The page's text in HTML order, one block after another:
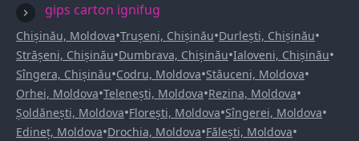
gips carton ignifug
Chișinău, Moldova•Trușeni, Chișinău•Durlești, Chișinău•
Strășeni, Chișinău•Dumbrava, Chișinău•Ialoveni, Chișinău•
Sîngera, Chișinău•Codru, Moldova•Stăuceni, Moldova•
Orhei, Moldova•Telenești, Moldova•Rezina, Moldova•
Șoldănești, Moldova•Florești, Moldova•Sîngerei, Moldova•
Edineț, Moldova•Drochia, Moldova•Fălești, Moldova•